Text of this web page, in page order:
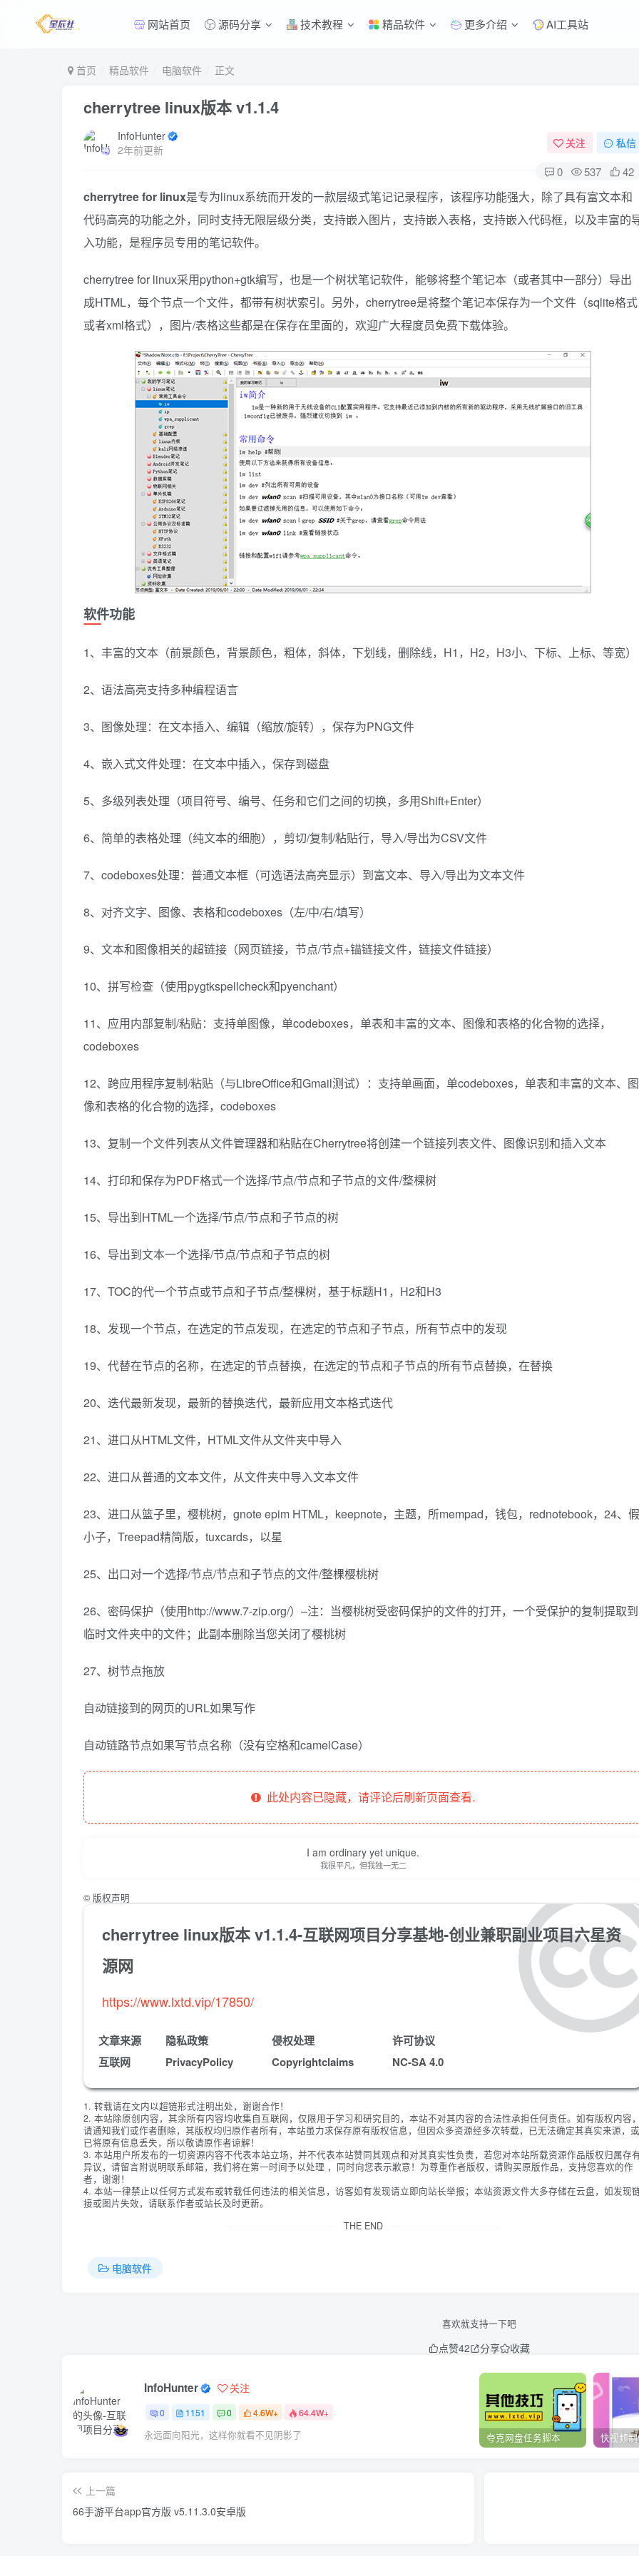
网站首页 源码分享 技术教程 精品软件 更多介绍 AI工具站
首页 精品软件 电脑软件 正文
cherrytree linux版本 v1.1.4
InfoHunter
2年前更新
关注 私信
0 537 42
cherrytree for linux是专为linux系统而开发的一款层级式笔记记录程序，该程序功能强大，除了具有富文本和
代码高亮的功能之外，同时支持无限层级分类，支持嵌入图片，支持嵌入表格，支持嵌入代码框，以及丰富的
入功能，是程序员专用的笔记软件。
cherrytree for linux采用python+gtk编写，也是一个树状笔记软件，能够将整个笔记本（或者其中一部分）导出
成HTML，每个节点一个文件，都带有树状索引。另外，cherrytree是将整个笔记本保存为一个文件（sqlite格式
或者xml格式），图片/表格这些都是在保存在里面的，欢迎广大程度员免费下载体验。
软件功能
1、丰富的文本（前景颜色，背景颜色，粗体，斜体，下划线，删除线，H1，H2，H3小、下标、上标、等宽）
2、语法高亮支持多种编程语言
3、图像处理：在文本插入、编辑（缩放/旋转），保存为PNG文件
4、嵌入式文件处理：在文本中插入，保存到磁盘
5、多级列表处理（项目符号、编号、任务和它们之间的切换，多用Shift+Enter）
6、简单的表格处理（纯文本的细胞），剪切/复制/粘贴行，导入/导出为CSV文件
7、codeboxes处理：普通文本框（可选语法高亮显示）到富文本、导入/导出为文本文件
8、对齐文字、图像、表格和codeboxes（左/中/右/填写）
9、文本和图像相关的超链接（网页链接，节点/节点+锚链接文件，链接文件链接）
10、拼写检查（使用pygtkspellcheck和pyenchant）
11、应用内部复制/粘贴：支持单图像，单codeboxes，单表和丰富的文本、图像和表格的化合物的选择，
codeboxes
12、跨应用程序复制/粘贴（与LibreOffice和Gmail测试）：支持单画面，单codeboxes，单表和丰富的文本、图
像和表格的化合物的选择，codeboxes
13、复制一个文件列表从文件管理器和粘贴在Cherrytree将创建一个链接列表文件、图像识别和插入文本
14、打印和保存为PDF格式一个选择/节点/节点和子节点的文件/整棵树
15、导出到HTML一个选择/节点/节点和子节点的树
16、导出到文本一个选择/节点/节点和子节点的树
17、TOC的代一个节点或节点和子节点/整棵树，基于标题H1，H2和H3
18、发现一个节点，在选定的节点发现，在选定的节点和子节点，所有节点中的发现
19、代替在节点的名称，在选定的节点替换，在选定的节点和子节点的所有节点替换，在替换
20、迭代最新发现，最新的替换迭代，最新应用文本格式迭代
21、进口从HTML文件，HTML文件从文件夹中导入
22、进口从普通的文本文件，从文件夹中导入文本文件
23、进口从篮子里，樱桃树，gnote epim HTML，keepnote，主题，所mempad，钱包，rednotebook，24、假
小子，Treepad精简版，tuxcards，以星
25、出口对一个选择/节点/节点和子节点的文件/整棵樱桃树
26、密码保护（使用http://www.7-zip.org/）–注：当樱桃树受密码保护的文件的打开，一个受保护的复制提取到
临时文件夹中的文件；此副本删除当您关闭了樱桃树
27、树节点拖放
自动链接到的网页的URL如果写作
自动链路节点如果写节点名称（没有空格和camelCase）
此处内容已隐藏，请评论后刷新页面查看.
I am ordinary yet unique.
我很平凡，但我独一无二
© 版权声明
cherrytree linux版本 v1.1.4-互联网项目分享基地-创业兼职副业项目六星资
源网
https://www.lxtd.vip/17850/
文章来源
互联网
隐私政策
PrivacyPolicy
侵权处理
Copyrightclaims
许可协议
NC-SA 4.0
1. 转载请在文内以超链形式注明出处，谢谢合作！
2. 本站除原创内容，其余所有内容均收集自互联网，仅限用于学习和研究目的，本站不对其内容的合法性承担任何责任。如有版权内容
请通知我们或作者删除，其版权均归原作者所有，本站虽力求保存原有版权信息，但因众多资源经多次转载，已无法确定其真实来源，或
已将原有信息丢失，所以敬请原作者谅解！
3. 本站用户所发布的一切资源内容不代表本站立场，并不代表本站赞同其观点和对其真实性负责，若您对本站所载资源作品版权归属存
异议，请留言附说明联系邮箱，我们将在第一时间予以处理 ，同时向您表示歉意！为尊重作者版权，请购买原版作品，支持您喜欢的作
者，谢谢！
4. 本站一律禁止以任何方式发布或转载任何违法的相关信息，访客如有发现请立即向站长举报；本站资源文件大多存储在云盘，如发现
接或图片失效，请联系作者或站长及时更新。
THE END
电脑软件
喜欢就支持一下吧
点赞42 分享 收藏
InfoHunter 关注
0 1151 0 4.6W+ 64.4W+
永远面向阳光，这样你就看不见阴影了 夸克网盘任务脚本
上一篇
66手游平台app官方版 v5.11.3.0安卓版